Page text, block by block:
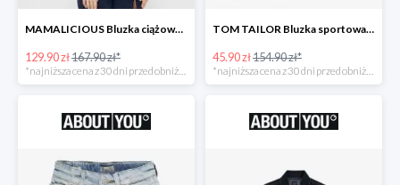
MAMALICIOUS Bluzka ciążowa -23%
129.90 zł167.90 zł*
TOM TAILOR Bluzka sportowa -70%
45.90 zł154.90 zł*